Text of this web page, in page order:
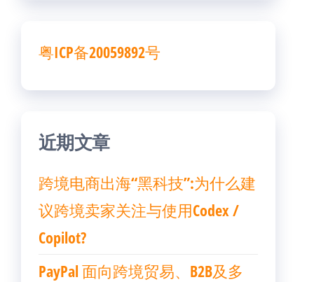
粤ICP备20059892号
近期文章
跨境电商出海“黑科技”:为什么建
议跨境卖家关注与使用Codex /
Copilot?
PayPal 面向跨境贸易、B2B及多